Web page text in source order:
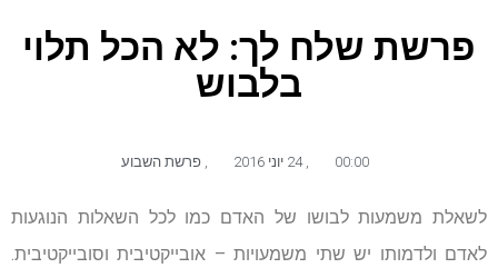
פרשת שלח לך: לא הכל תלוי
בלבוש
00:00
, 24 יוני 2016 , פרשת השבוע
לשאלת משמעות לבושו של האדם כמו לכל השאלות הנוגעות
לאדם ולדמותו יש שתי משמעויות – אובייקטיבית וסובייקטיבית.